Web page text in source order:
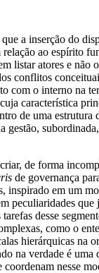
a inserção do
ao espírito
listar atores e não o
conflitos
com o interno na
característica
de uma estrutura
gestão,
de forma
de governança
inspirado em um
peculiaridades
desse
como o
hierárquicas na
na verdade é uma
coordenam nesse